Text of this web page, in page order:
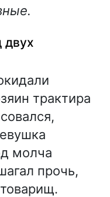
двух
трактира
молча
прочь,